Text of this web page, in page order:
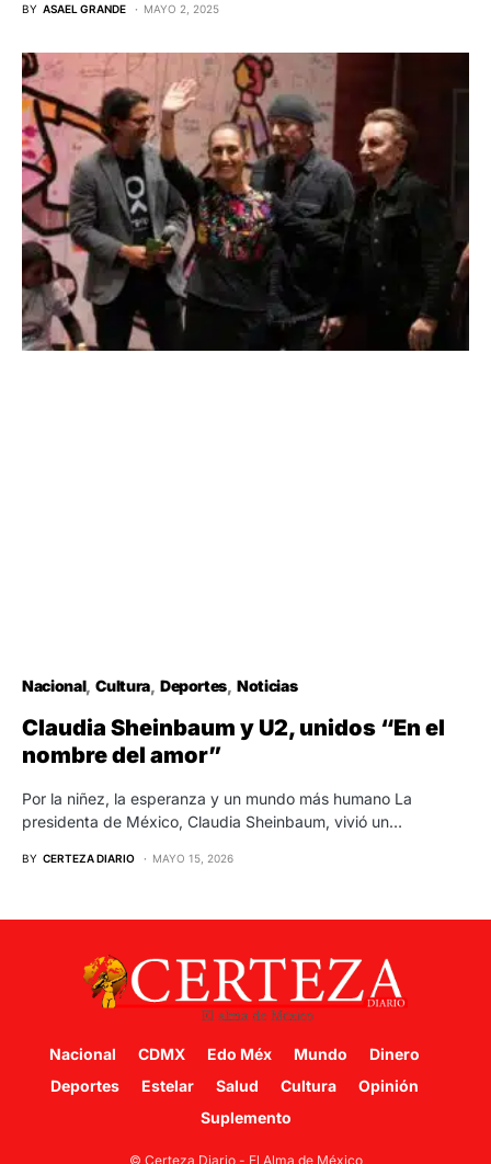
BY ASAEL GRANDE MAYO 2, 2025
Nacional Cultura Deportes Noticias
Claudia Sheinbaum y U2, unidos “En el
nombre del amor”
Por la niñez, la esperanza y un mundo más humano La
presidenta de México, Claudia Sheinbaum, vivió un…
BY CERTEZA DIARIO MAYO 15, 2026
Nacional CDMX Edo Méx Mundo
Dinero
Deportes
Estelar Salud Cultura
Opinión
Suplemento
© Certeza Diario - El Alma de México